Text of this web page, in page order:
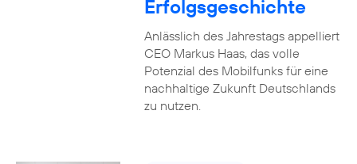
Erfolgsgeschichte
Anlässlich des Jahrestags appelliert
CEO Markus Haas, das volle
Potenzial des Mobilfunks für eine
nachhaltige Zukunft Deutschlands
zu nutzen.